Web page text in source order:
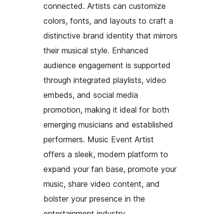
connected. Artists can customize
colors, fonts, and layouts to craft a
distinctive brand identity that mirrors
their musical style. Enhanced
audience engagement is supported
through integrated playlists, video
embeds, and social media
promotion, making it ideal for both
emerging musicians and established
performers. Music Event Artist
offers a sleek, modern platform to
expand your fan base, promote your
music, share video content, and
bolster your presence in the